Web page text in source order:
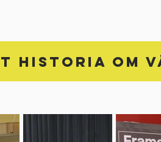
HISTORIA OM